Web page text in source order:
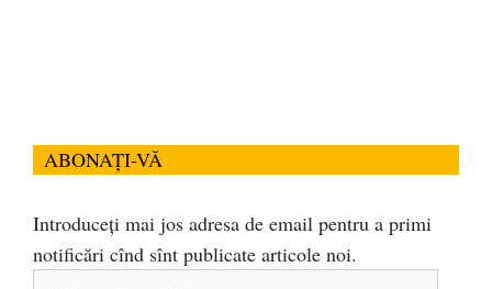
ABONAȚI-VĂ
Introduceți mai jos adresa de email pentru a primi
notificări cînd sînt publicate articole noi.